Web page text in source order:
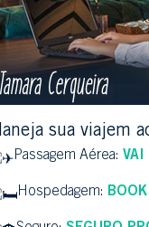
sua viajem
Passagem Aérea: VAI
Hospedagem: